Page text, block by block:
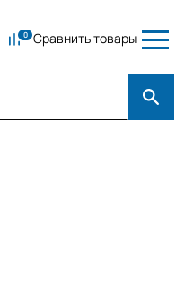
Сравнить товары